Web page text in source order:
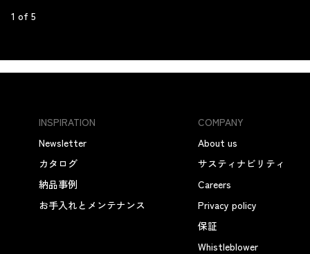
1 of 5
INSPIRATION
Newsletter
カタログ
納品事例
お手入れとメンテナンス
COMPANY
About us
サスティナビリティ
Careers
Privacy policy
保証
Whistleblower